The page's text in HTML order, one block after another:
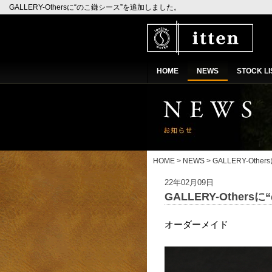
GALLERY-Othersに“のこ鎌シース”を追加しました。
HOME NEWS STOCK
HOME > NEWS > GALLERY-Others
22年02月09日
GALLERY-Othersに
オーダーメイド